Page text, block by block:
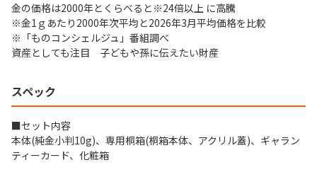
金の価格は2000年とくらべると※24倍以上 に高騰
※金1ｇあたり2000年次平均と2026年3月平均価格を比較
※「ものコンシェルジュ」番組調べ
資産としても注目 子どもや孫に伝えたい財産
スペック
■セット内容
本体(純金小判10g)、専用桐箱(桐箱本体、アクリル蓋)、ギャラン
ティーカード、化粧箱